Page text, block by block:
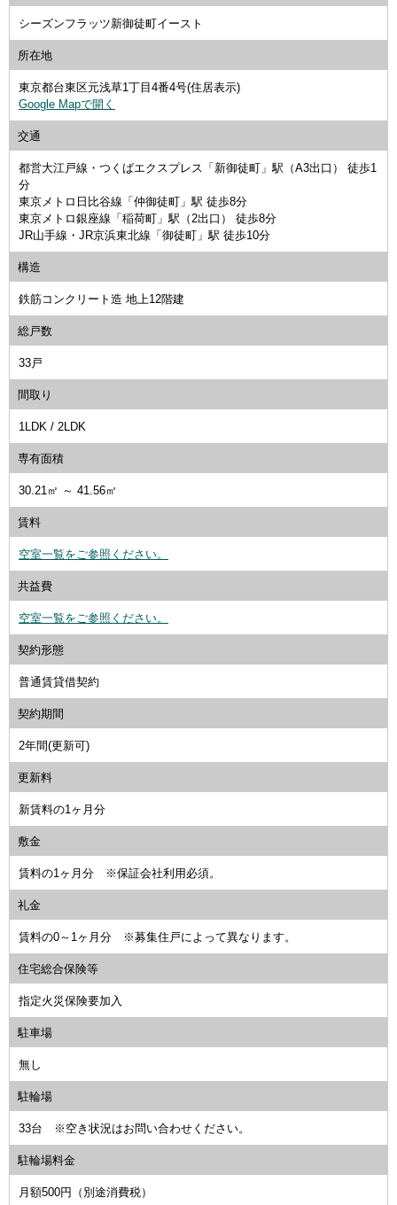
シーズンフラッツ新御徒町イースト
所在地
東京都台東区元浅草1丁目4番4号(住居表示)
Google Mapで開く
交通
都営大江戸線・つくばエクスプレス「新御徒町」駅（A3出口） 徒歩1
分
東京メトロ日比谷線「仲御徒町」駅 徒歩8分
東京メトロ銀座線「稲荷町」駅（2出口） 徒歩8分
JR山手線・JR京浜東北線「御徒町」駅 徒歩10分
構造
鉄筋コンクリート造 地上12階建
総戸数
33戸
間取り
1LDK / 2LDK
専有面積
30.21㎡ ～ 41.56㎡
賃料
空室一覧をご参照ください。
共益費
空室一覧をご参照ください。
契約形態
普通賃貸借契約
契約期間
2年間(更新可)
更新料
新賃料の1ヶ月分
敷金
賃料の1ヶ月分 ※保証会社利用必須。
礼金
賃料の0～1ヶ月分 ※募集住戸によって異なります。
住宅総合保険等
指定火災保険要加入
駐車場
無し
駐輪場
33台 ※空き状況はお問い合わせください。
駐輪場料金
月額500円（別途消費税）